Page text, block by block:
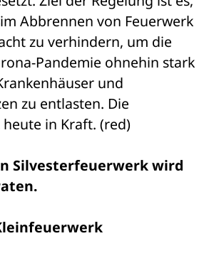
Abbrennen von Feuerwerk
zu verhindern, um die
Pandemie ohnehin stark
und
zu entlasten. Die
in Kraft. (red)
Silvesterfeuerwerk wird